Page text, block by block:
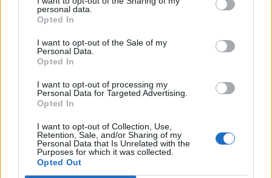
personal data.
Opted In
I want to opt-out of the Sale of my
Personal Data.
Opted In
I want to opt-out of processing my
Personal Data for Targeted Advertising.
Opted In
I want to opt-out of Collection, Use,
Retention, Sale, and/or Sharing of my
Personal Data that Is Unrelated with the
Purposes for which it was collected.
Opted Out
hangjára szép szerzemények születtek.